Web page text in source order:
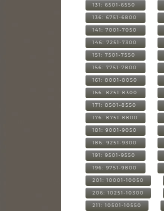
131: 6501-6550
136: 6751-6800
141: 7001-7050
146: 7251-7300
151: 7501-7550
156: 7751-7800
161: 8001-8050
166: 8251-8300
171: 8501-8550
176: 8751-8800
181: 9001-9050
186: 9251-9300
191: 9501-9550
196: 9751-9800
201: 10001-10050
206: 10251-10300
211: 10501-10550